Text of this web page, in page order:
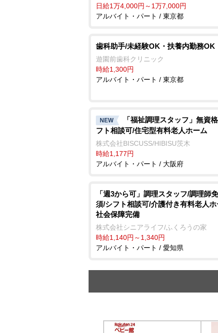
日給1万4,000円～1万7,000円
アルバイト・パート / 東京都
歯科助手/未経験OK・扶養内勤務OK
遊園前歯科クリニック
時給1,300円
アルバイト・パート / 東京都
NEW
「福祉調理スタッフ」無資
フト相談可/住宅型有料老人ホーム
株式会社BISCUSS/HIBISU茨木
時給1,177円
アルバイト・パート / 大阪府
「週3から可」調理スタッフ/調理師
須/シフト相談可/介護付き有料老人
社会保障完備
株式会社シニアライフ/ふくろうの家
時給1,140円～1,340円
アルバイト・パート / 愛知県